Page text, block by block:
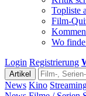
Topliste
Film-
Wo
Login Registrierung
News Kino